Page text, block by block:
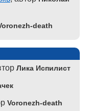
death
Лика Испилист
Voronezh-death